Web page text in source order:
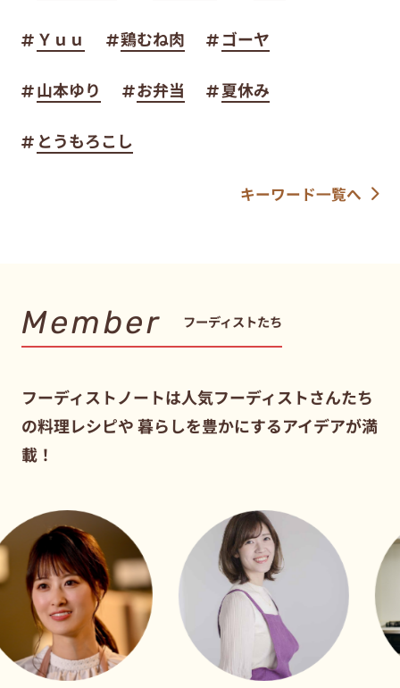
Ｙｕｕ 鶏むね肉 ゴーヤ
山本ゆり お弁当 夏休み
とうもろこし
キーワード一覧へ
Member フーディストたち
フーディストノートは人気フーディストさんたち
の料理レシピや暮らしを豊かにするアイデアが満
載！